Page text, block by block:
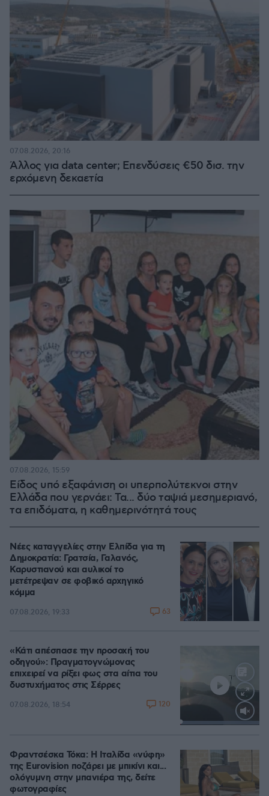
Άλλος για data center; Επενδύσεις €50 δισ. την
ερχόμενη δεκαετία
07.08.2026, 20:16
Είδος υπό εξαφάνιση οι υπερπολύτεκνοι στην
Ελλάδα που γερνάει: Τα... δύο ταψιά μεσημεριανό,
τα επιδόματα, η καθημερινότητά τους
07.08.2026, 15:59
Νέες καταγγελίες στην Ελπίδα για τη
Δημοκρατία: Γρατσία, Γαλανός,
Καρυστιανού και αυλικοί το
μετέτρεψαν σε φοβικό αρχηγικό
κόμμα
07.08.2026, 19:33 63
Loaded:
«Κάτι απέσπασε την προσοχή του
οδηγού»: Πραγματογνώμονας
επιχειρεί να ρίξει φως στα αίτια του
δυστυχήματος στις Σέρρες
07.08.2026, 18:54 120
Φραντσέσκα Τόκα: Η Ιταλίδα «νύφη»
της Eurovision ποζάρει με μπικίνι και...
ολόγυμνη στην μπανιέρα της, δείτε
φωτογραφίες